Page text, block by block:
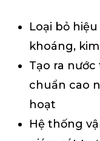
Loại bỏ
khoáng,
Tạo ra
chuẩn cao
hoạt
Hệ thống